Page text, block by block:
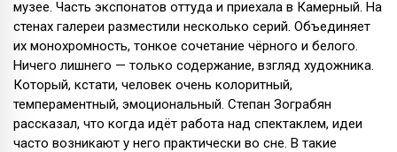
музее. Часть экспонатов оттуда и приехала в Камерный. На
стенах галереи разместили несколько серий. Объединяет
их монохромность, тонкое сочетание чёрного и белого.
Ничего лишнего — только содержание, взгляд художника.
Который, кстати, человек очень колоритный,
темпераментный, эмоциональный. Степан Зограбян
рассказал, что когда идёт работа над спектаклем, идеи
часто возникают у него практически во сне. В такие